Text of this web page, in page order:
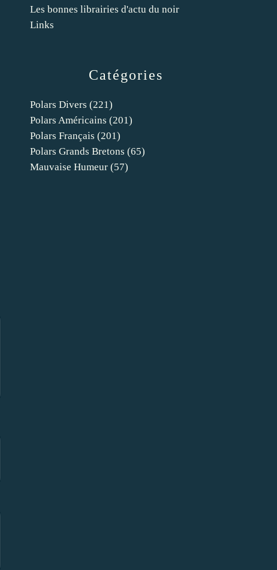
Catégories
Polars Divers (221)
Polars Américains (201)
Polars Français (201)
Polars Grands Bretons (65)
Mauvaise Humeur (57)
Les bonnes librairies d'actu du noir
Links